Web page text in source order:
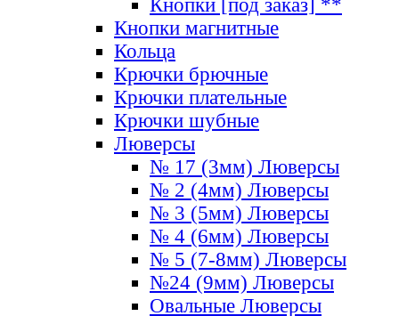
Кнопки [под заказ] **
Кнопки магнитные
Кольца
Крючки брючные
Крючки плательные
Крючки шубные
Люверсы
№ 17 (3мм) Люверсы
№ 2 (4мм) Люверсы
№ 3 (5мм) Люверсы
№ 4 (6мм) Люверсы
№ 5 (7-8мм) Люверсы
№24 (9мм) Люверсы
Овальные Люверсы